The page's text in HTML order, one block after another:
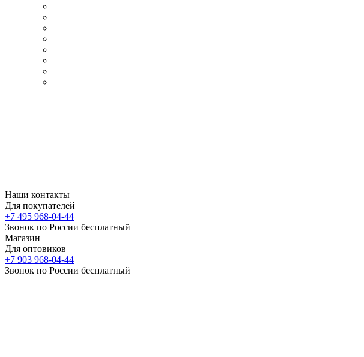
Наши контакты
Для покупателей
+7 495 968-04-44
Звонок по России бесплатный
Магазин
Для оптовиков
+7 903 968-04-44
Звонок по России бесплатный